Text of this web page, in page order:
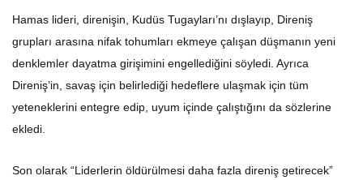
Hamas lideri, direnişin, Kudüs Tugayları’nı dışlayıp, Direniş
grupları arasına nifak tohumları ekmeye çalışan düşmanın yeni
denklemler dayatma girişimini engellediğini söyledi. Ayrıca
Direniş’in, savaş için belirlediği hedeflere ulaşmak için tüm
yeteneklerini entegre edip, uyum içinde çalıştığını da sözlerine
ekledi.
Son olarak “Liderlerin öldürülmesi daha fazla direniş getirecek”